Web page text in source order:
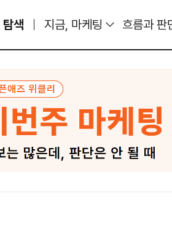
탐색 지금, 마케팅 흐름과 판